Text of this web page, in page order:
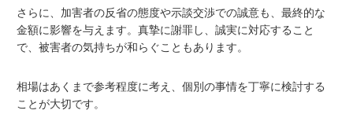
さらに、加害者の反省の態度や示談交渉での誠意も、最終的な
金額に影響を与えます。真摯に謝罪し、誠実に対応すること
で、被害者の気持ちが和らぐこともあります。
相場はあくまで参考程度に考え、個別の事情を丁寧に検討する
ことが大切です。